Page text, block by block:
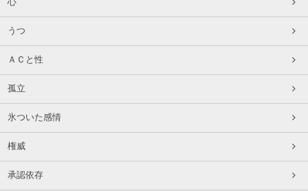
心
うつ
ＡＣと性
孤立
氷ついた感情
権威
承認依存